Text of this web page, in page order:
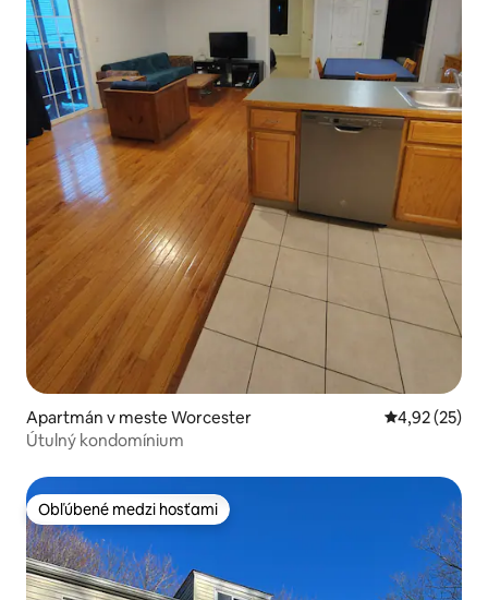
Apartmán v meste Worcester Priemerné
4,92 (25)
Útulný kondomínium
Obľúbené medzi hosťami
Obľúbené medzi hosťami